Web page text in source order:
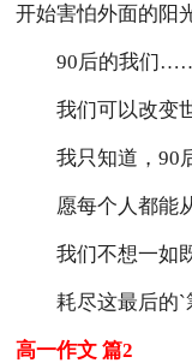
开始害怕外面的阳
90后的我们
我们可以改变
我只知道，90
愿每个人都能
我们不想一如
耗尽这最后的`
高一作文 篇2